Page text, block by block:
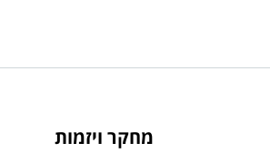
מחקר ויזמות